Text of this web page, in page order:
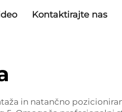
Kontaktirajte nas
in natančno